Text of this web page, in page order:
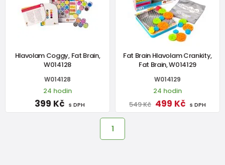
Hlavolam Coggy, Fat Brain,
W014128
W014128
24 hodin
399 Kč s DPH
Fat Brain Hlavolam Crankity,
Fat Brain, W014129
W014129
24 hodin
549 Kč 499 Kč s DPH
1